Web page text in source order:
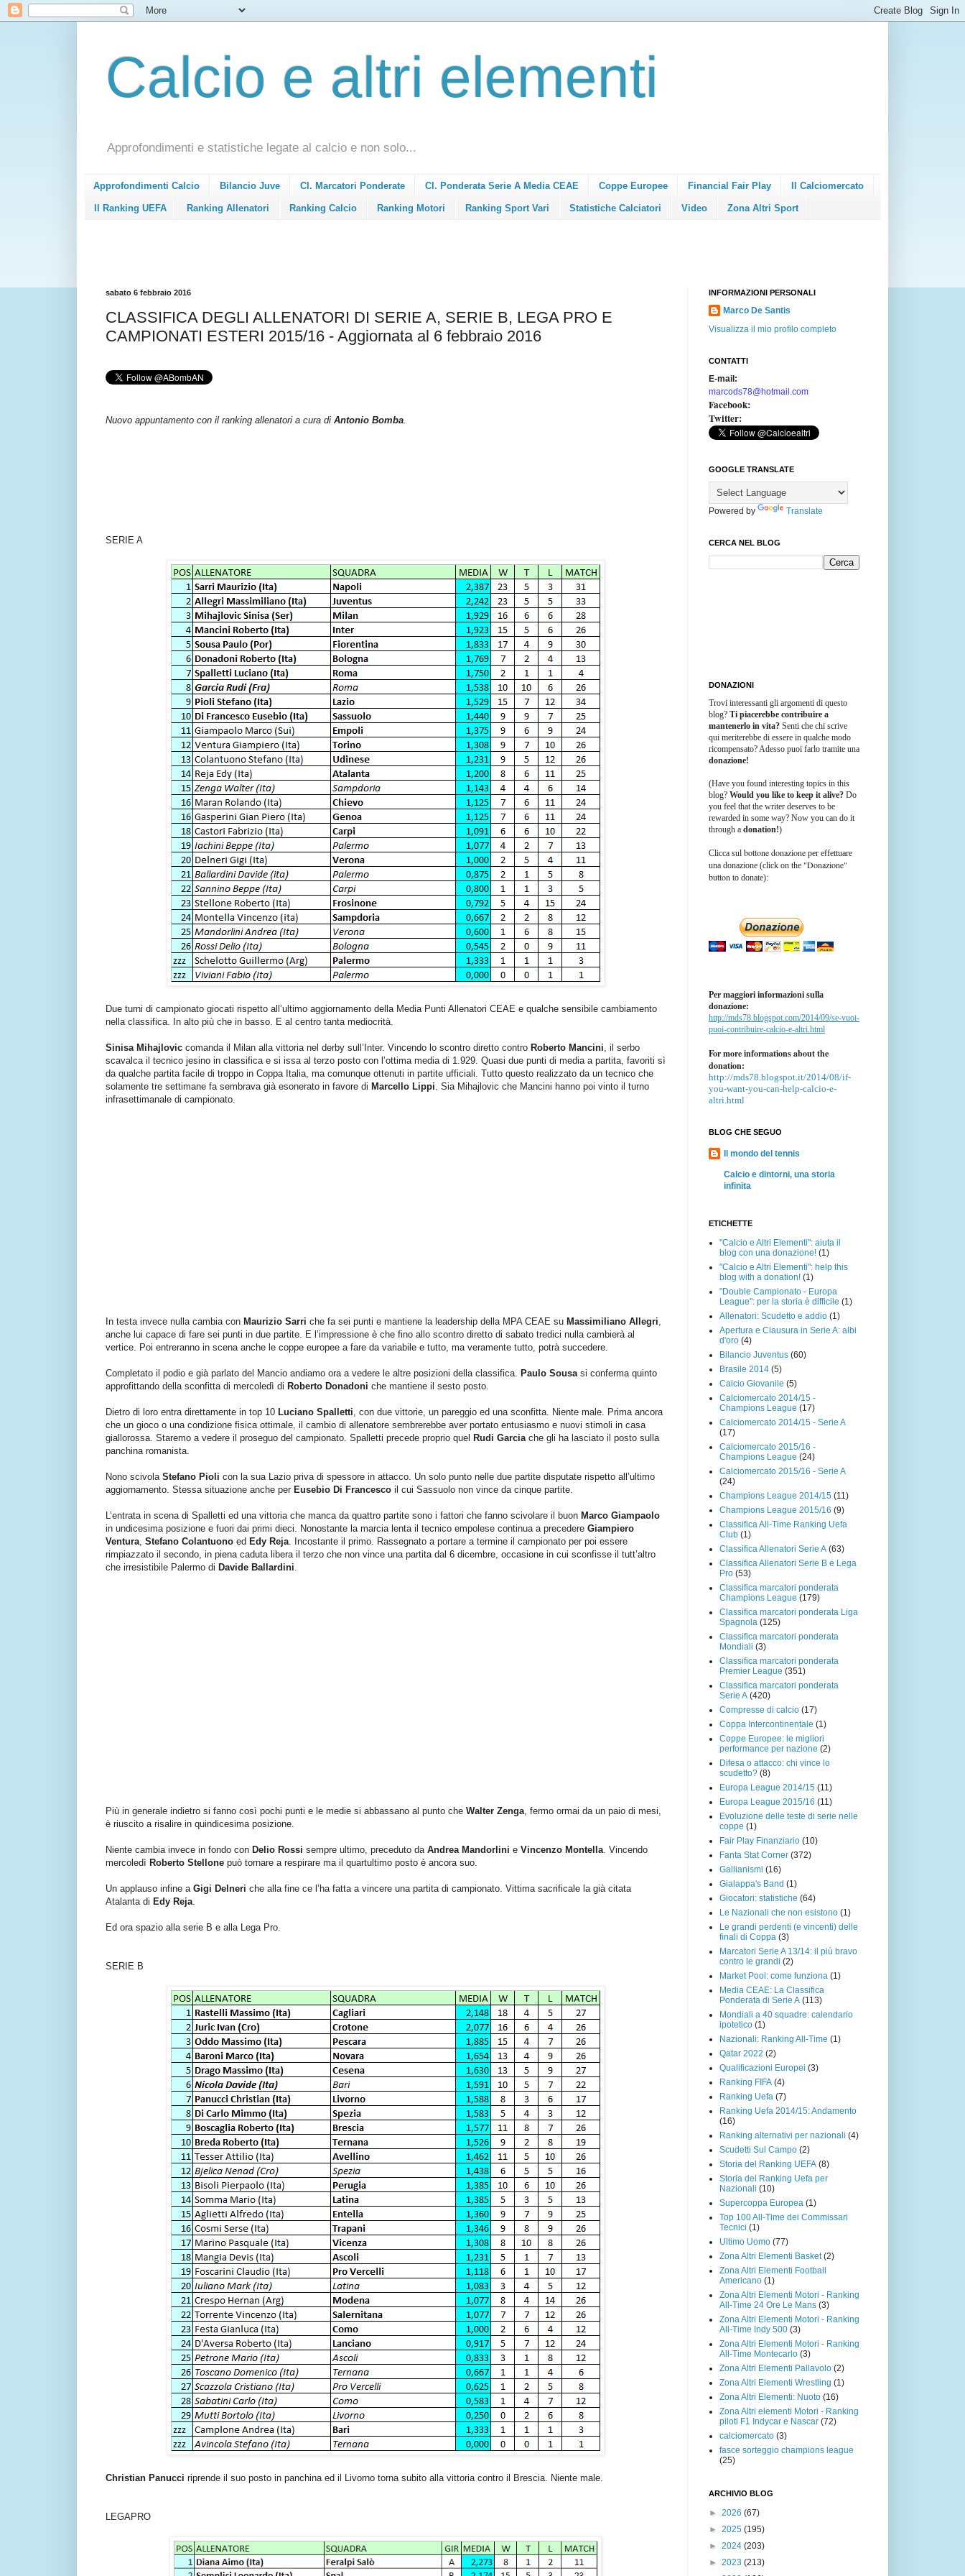
Calcio e altri elementi
Approfondimenti e statistiche legate al calcio e non solo...
Approfondimenti Calcio Bilancio Juve Cl. Marcatori Ponderate Cl. Ponderata Serie A Media CEAE Coppe Europee Financial Fair Play Il Calciomercato
Il Ranking UEFA Ranking Allenatori Ranking Calcio Ranking Motori Ranking Sport Vari Statistiche Calciatori Video Zona Altri Sport
sabato 6 febbraio 2016
CLASSIFICA DEGLI ALLENATORI DI SERIE A, SERIE B, LEGA PRO E
CAMPIONATI ESTERI 2015/16 - Aggiornata al 6 febbraio 2016
Nuovo appuntamento con il ranking allenatori a cura di Antonio Bomba.
SERIE A
Due turni di campionato giocati rispetto all’ultimo aggiornamento della Media Punti Allenatori CEAE e qualche sensibile cambiamento
nella classifica. In alto più che in basso. E al centro tanta mediocrità.
Sinisa Mihajlovic comanda il Milan alla vittoria nel derby sull’Inter. Vincendo lo scontro diretto contro Roberto Mancini, il serbo
scavalca il tecnico jesino in classifica e si issa al terzo posto con l’ottima media di 1.929. Quasi due punti di media a partita, favoriti sì
da qualche partita facile di troppo in Coppa Italia, ma comunque ottenuti in partite ufficiali. Tutto questo realizzato da un tecnico che
solamente tre settimane fa sembrava già esonerato in favore di Marcello Lippi. Sia Mihajlovic che Mancini hanno poi vinto il turno
infrasettimanale di campionato.
In testa invece nulla cambia con Maurizio Sarri che fa sei punti e mantiene la leadership della MPA CEAE su Massimiliano Allegri,
anche lui capace di fare sei punti in due partite. E l’impressione è che fino allo scontro diretto di sabato tredici nulla cambierà al
vertice. Poi entreranno in scena anche le coppe europee a fare da variabile e tutto, ma veramente tutto, potrà succedere.
Completato il podio e già parlato del Mancio andiamo ora a vedere le altre posizioni della classifica. Paulo Sousasi conferma quinto
approfittando della sconfitta di mercoledì di Roberto Donadoni che mantiene il sesto posto.
Dietro di loro entra direttamente in top 10 Luciano Spalletti, con due vittorie, un pareggio ed una sconfitta. Niente male. Prima ancora
che un gioco o una condizione fisica ottimale, il cambio di allenatore sembrerebbe aver portato entusiasmo e nuovi stimoli in casa
giallorossa. Staremo a vedere il proseguo del campionato. Spalletti precede proprio quel Rudi Garciache gli ha lasciato il posto sulla
panchina romanista.
Nono scivola Stefano Pioli con la sua Lazio priva di spessore in attacco. Un solo punto nelle due partite disputate rispetto all’ultimo
aggiornamento. Stessa situazione anche per Eusebio Di Francesco il cui Sassuolo non vince da cinque partite.
L’entrata in scena di Spalletti ed una vittoria che manca da quattro partite sono i fattori che fanno scivolare il buon Marco Giampaolo
in undicesima posizione e fuori dai primi dieci. Nonostante la marcia lenta il tecnico empolese continua a precedere Giampiero
Ventura, Stefano Colantuono ed Edy Reja. Incostante il primo. Rassegnato a portare a termine il campionato per poi essere
rimpiazzato il secondo, in piena caduta libera il terzo che non vince una partita dal 6 dicembre, occasione in cui sconfisse il tutt’altro
che irresistibile Palermo di Davide Ballardini.
Più in generale indietro si fanno così pochi punti e le medie si abbassano al punto che Walter Zenga, fermo ormai da un paio di mesi,
è riuscito a risalire in quindicesima posizione.
Niente cambia invece in fondo con Delio Rossi sempre ultimo, preceduto da Andrea Mandorlini e Vincenzo Montella. Vincendo
mercoledì Roberto Stellone può tornare a respirare ma il quartultimo posto è ancora suo.
Un applauso infine a Gigi Delneri che alla fine ce l’ha fatta a vincere una partita di campionato. Vittima sacrificale la già citata
Atalanta di Edy Reja.
Ed ora spazio alla serie B e alla Lega Pro.
SERIE B
Christian Panucci riprende il suo posto in panchina ed il Livorno torna subito alla vittoria contro il Brescia. Niente male.
LEGAPRO
INFORMAZIONI PERSONALI
Marco De Santis
Visualizza il mio profilo completo
CONTATTI
E-mail:
marcods78@hotmail.com
Facebook:
Twitter:
GOOGLE TRANSLATE
Powered by Translate
CERCA NEL BLOG
DONAZIONI
Trovi interessanti gli argomenti di questo
blog? Ti piacerebbe contribuire a
mantenerlo in vita? Senti che chi scrive
qui meriterebbe di essere in qualche modo
ricompensato? Adesso puoi farlo tramite una
donazione!
(Have you found interesting topics in this
blog? Would you like to keep it alive? Do
you feel that the writer deserves to be
rewarded in some way? Now you can do it
through a donation!)
Clicca sul bottone donazione per effettuare
una donazione (click on the "Donazione"
button to donate):
Per maggiori informazioni sulla
donazione:
http://mds78.blogspot.com/2014/09/se-vuoi-
puoi-contribuire-calcio-e-altri.html
For more informations about the
donation:
http://mds78.blogspot.it/2014/08/if-
you-want-you-can-help-calcio-e-
altri.html
BLOG CHE SEGUO
Il mondo del tennis
Calcio e dintorni, una storia
infinita
ETICHETTE
"Calcio e Altri Elementi": aiuta il
blog con una donazione! (1)
"Calcio e Altri Elementi": help this
blog with a donation! (1)
"Double Campionato - Europa
League": per la storia è difficile (1)
Allenatori: Scudetto e addio (1)
Apertura e Clausura in Serie A: albi
d'oro (4)
Bilancio Juventus (60)
Brasile 2014 (5)
Calcio Giovanile (5)
Calciomercato 2014/15 -
Champions League (17)
Calciomercato 2014/15 - Serie A
(17)
Calciomercato 2015/16 -
Champions League (24)
Calciomercato 2015/16 - Serie A
(24)
Champions League 2014/15 (11)
Champions League 2015/16 (9)
Classifica All-Time Ranking Uefa
Club (1)
Classifica Allenatori Serie A (63)
Classifica Allenatori Serie B e Lega
Pro (53)
Classifica marcatori ponderata
Champions League (179)
Classifica marcatori ponderata Liga
Spagnola (125)
Classifica marcatori ponderata
Mondiali (3)
Classifica marcatori ponderata
Premier League (351)
Classifica marcatori ponderata
Serie A (420)
Compresse di calcio (17)
Coppa Intercontinentale (1)
Coppe Europee: le migliori
performance per nazione (2)
Difesa o attacco: chi vince lo
scudetto? (8)
Europa League 2014/15 (11)
Europa League 2015/16 (11)
Evoluzione delle teste di serie nelle
coppe (1)
Fair Play Finanziario (10)
Fanta Stat Corner (372)
Gallianismi (16)
Gialappa's Band (1)
Giocatori: statistiche (64)
Le Nazionali che non esistono (1)
Le grandi perdenti (e vincenti) delle
finali di Coppa (3)
Marcatori Serie A 13/14: il più bravo
contro le grandi (2)
Market Pool: come funziona (1)
Media CEAE: La Classifica
Ponderata di Serie A (113)
Mondiali a 40 squadre: calendario
ipotetico (1)
Nazionali: Ranking All-Time (1)
Qatar 2022 (2)
Qualificazioni Europei (3)
Ranking FIFA (4)
Ranking Uefa (7)
Ranking Uefa 2014/15: Andamento
(16)
Ranking alternativi per nazionali (4)
Scudetti Sul Campo (2)
Storia del Ranking UEFA (8)
Storia del Ranking Uefa per
Nazionali (10)
Supercoppa Europea (1)
Top 100 All-Time dei Commissari
Tecnici (1)
Ultimo Uomo (77)
Zona Altri Elementi Basket (2)
Zona Altri Elementi Football
Americano (1)
Zona Altri Elementi Motori - Ranking
All-Time 24 Ore Le Mans (3)
Zona Altri Elementi Motori - Ranking
All-Time Indy 500 (3)
Zona Altri Elementi Motori - Ranking
All-Time Montecarlo (3)
Zona Altri Elementi Pallavolo (2)
Zona Altri Elementi Wrestling (1)
Zona Altri Elementi: Nuoto (16)
Zona Altri elementi Motori - Ranking
piloti F1 Indycar e Nascar (72)
calciomercato (3)
fasce sorteggio champions league
(25)
ARCHIVIO BLOG
► 2026 (67)
► 2025 (195)
► 2024 (203)
► 2023 (213)